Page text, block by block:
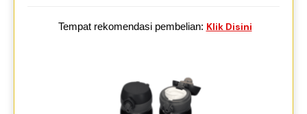
Tempat rekomendasi pembelian: Klik Disini